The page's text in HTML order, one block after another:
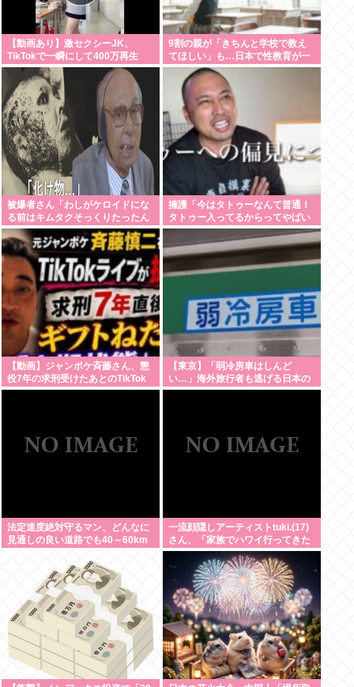
【動画あり】激セクシーJK、
TikTokで一瞬にして400万再生
www
9割の親が「きちんと学校で教え
てほしい」も…日本で性教育が一
向に進まない裏事情を元教師が指
被爆者さん「わしがケロイドにな
る前はキムタクそっくりたったん
じゃ」ハードなギャグをかます
擁護「今はタトゥーなんて普通！
タトゥー入ってるからってやばい
人なんてのは昔の話！！」
【動画】ジャンポケ斉藤さん、懲
役7年の求刑受けたあとのTikTok
ライブ配信がヤバすぎると話題に
【東京】「弱冷房車はしんど
い…」海外旅行者も逃げる日本の
猛暑、だけど冷房意識は20年前の
法定速度絶対守るマン、どんなに
見通しの良い道路でも40～60km
一流顔隠しアーティストtuki.(17)
さん、「家族でハワイ行ってきた
w」 自己顕示欲がどんどん抑えら
れなくなる